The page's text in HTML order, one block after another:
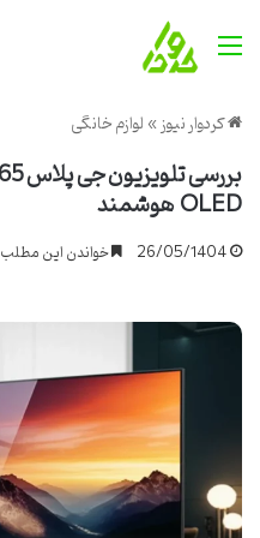
منو
کردوار نیوز»لوازم خانگی
QLED هوشمند
26/05/1404 خواندن این مطلب 19 دقیقه زمان میبرد